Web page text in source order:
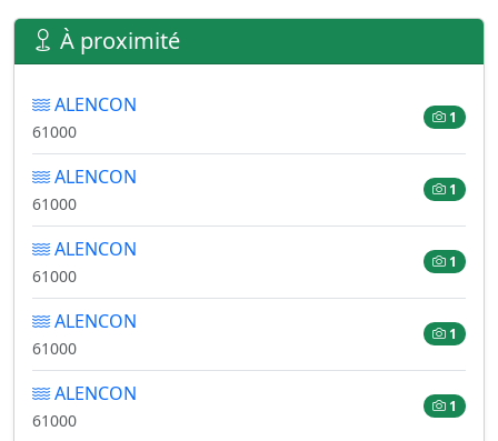
À proximité
ALENCON
61000
1
ALENCON
61000
1
ALENCON
61000
1
ALENCON
61000
1
ALENCON
61000
1